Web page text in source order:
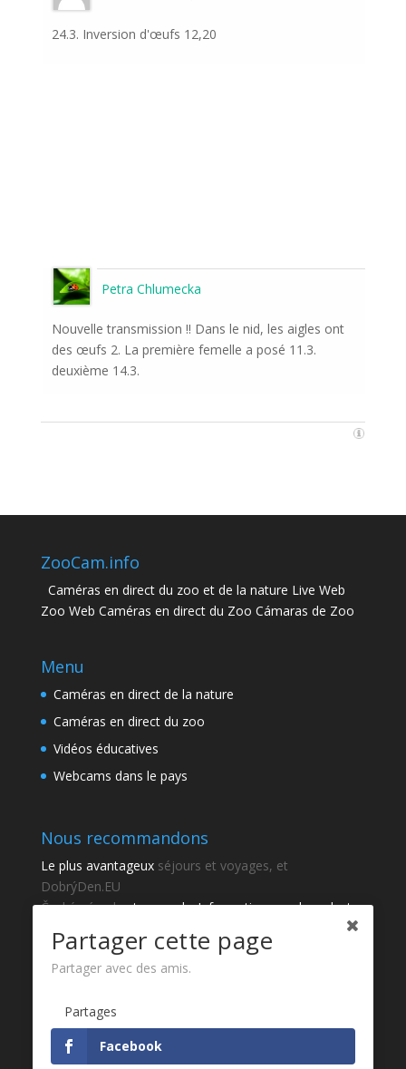
24.3. Inversion d'œufs 12,20
Petra Chlumecka
Nouvelle transmission !! Dans le nid, les aigles ont
des œufs 2. La première femelle a posé 11.3.
deuxième 14.3.
ZooCam.info
Caméras en direct du zoo et de la nature Live Web
Zoo Web Caméras en direct du Zoo Cámaras de Zoo
Menu
Caméras en direct de la nature
Caméras en direct du zoo
Vidéos éducatives
Webcams dans le pays
Nous recommandons
Le plus avantageux séjours et voyages, et
DobrýDen.EU
Českénávodyet manuels. Informations sur le cadastre
Comment s'inscrire àrecettes ?
Merci
Fotografie zPixabay
Développement du site web - Jan Brokeš, Brofi.eu
Partager cette page
Partager avec des amis.
Partages
Facebook